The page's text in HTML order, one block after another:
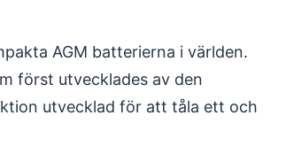
AGM batterierna i världen.
först utvecklades av den
utvecklad för att tåla ett och